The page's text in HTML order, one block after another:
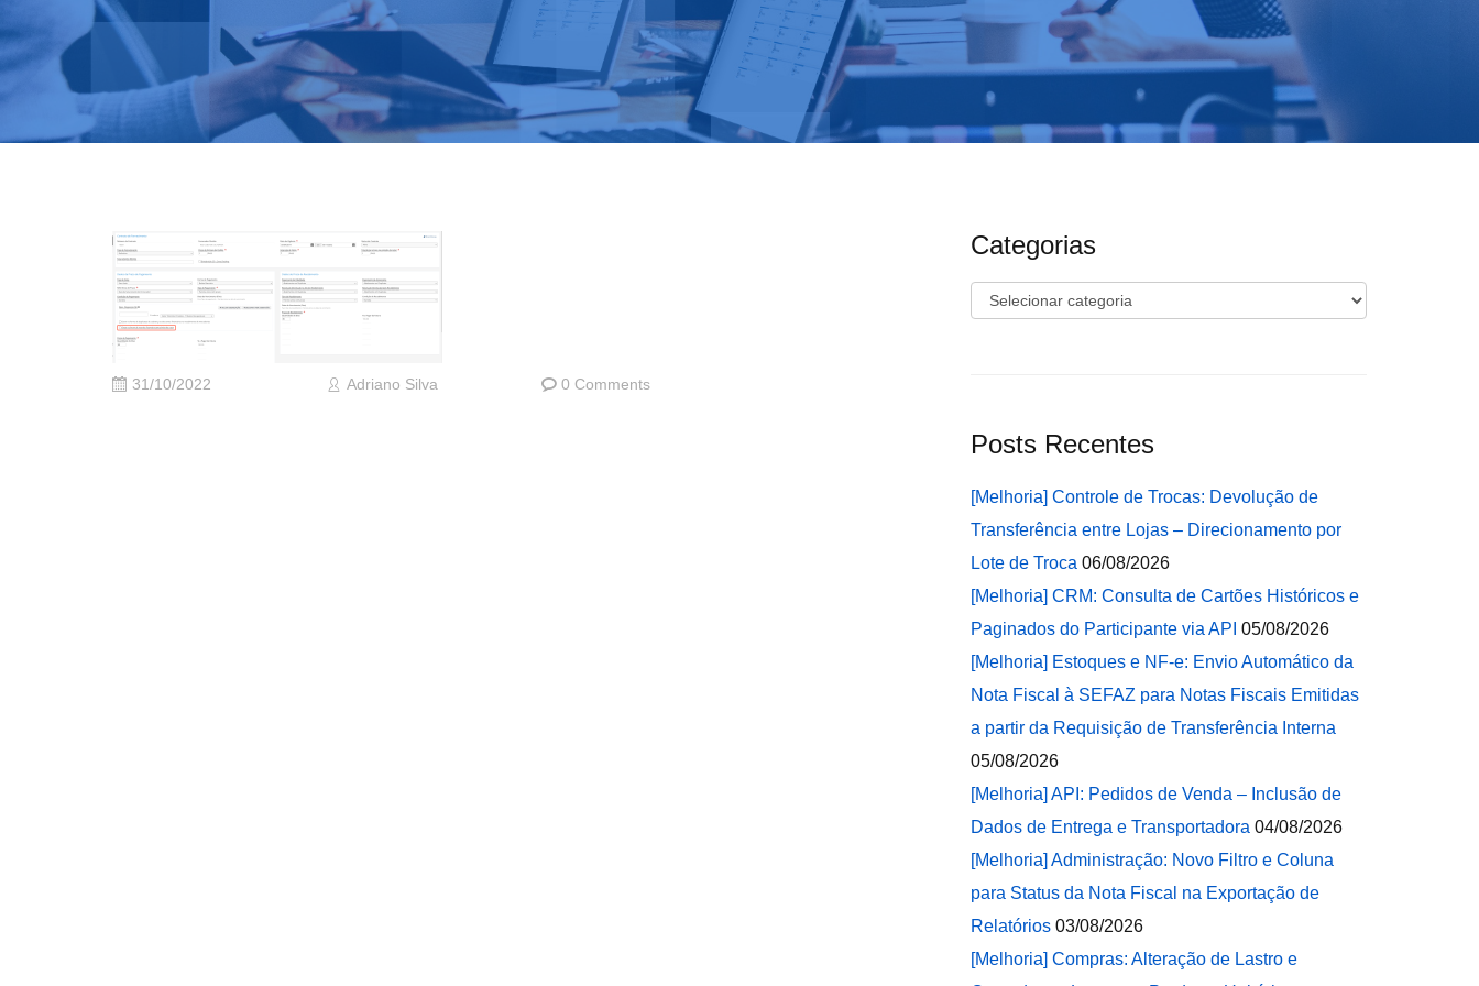
31/10/2022 Adriano Silva 0 Comments
Categorias
Categorias
Posts Recentes
[Melhoria] Controle de Trocas: Devolução de
Transferência entre Lojas – Direcionamento por
Lote de Troca 06/08/2026
[Melhoria] CRM: Consulta de Cartões Históricos e
Paginados do Participante via API 05/08/2026
[Melhoria] Estoques e NF-e: Envio Automático da
Nota Fiscal à SEFAZ para Notas Fiscais Emitidas
a partir da Requisição de Transferência Interna
05/08/2026
[Melhoria] API: Pedidos de Venda – Inclusão de
Dados de Entrega e Transportadora 04/08/2026
[Melhoria] Administração: Novo Filtro e Coluna
para Status da Nota Fiscal na Exportação de
Relatórios 03/08/2026
[Melhoria] Compras: Alteração de Lastro e